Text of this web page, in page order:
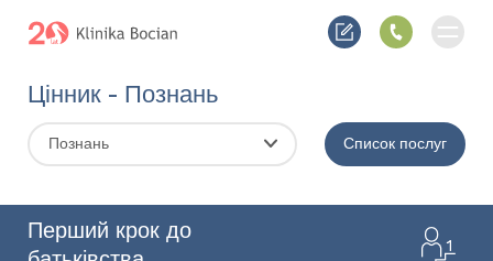
Цінник - Познань
Познань Список послуг
Перший крок до